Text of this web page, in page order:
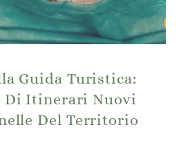
Guida Turistica:
Di Itinerari Nuovi
Del Territorio